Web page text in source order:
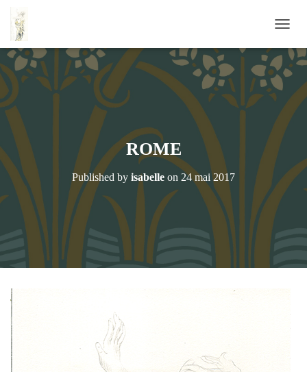
ROME
Published by isabelle on 24 mai 2017